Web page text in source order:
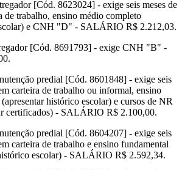
[Cód. 8623024] - exige seis meses de
de trabalho, ensino médio completo
e CNH "D" - SALÁRIO R$ 2.212,03.
[Cód. 8691793] - exige CNH "B" -
predial [Cód. 8601848] - exige seis
carteira de trabalho ou informal, ensino
histórico escolar) e cursos de NR
certificados) - SALÁRIO R$ 2.100,00.
predial [Cód. 8604207] - exige seis
carteira de trabalho e ensino fundamental
escolar) - SALÁRIO R$ 2.592,34.